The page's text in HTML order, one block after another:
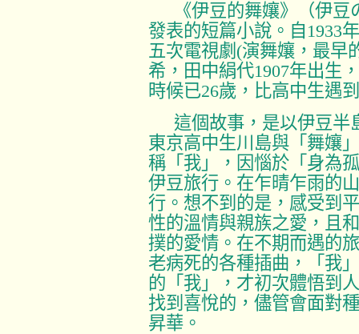
《伊豆的舞孃》（伊
發表的短篇小說。自 1933
五次電視劇 (演舞孃，最早
希，田中絹代1907年出生
時候已26歲，比高中生遇
這個故事，是以伊豆半
東京高中生川島與「舞孃
稱「我」，因惱於「身為
伊豆旅行。在乍晴乍雨的
行。想不到的是，感受到
性的溫情與親族之愛，且
撲的愛情。在不期而遇的
老病死的各種插曲，「我
的「我」，才初次體悟到
找到喜悅的，儘管會面對
昇華。